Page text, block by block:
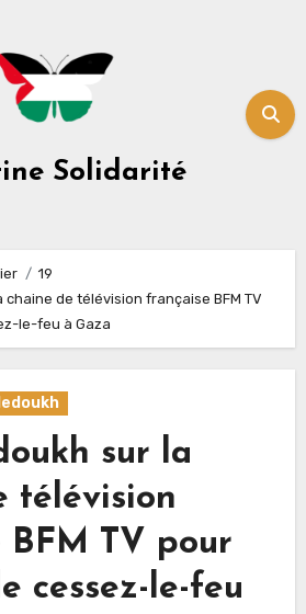
Solidarité
19
chaine de télévision française BFM TV
le-feu à Gaza
sur la
télévision
BFM TV pour
cessez-le-feu